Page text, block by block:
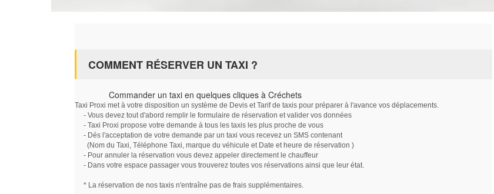
COMMENT RÉSERVER UN TAXI ?
Commander un taxi en quelques cliques à Créchets
Taxi Proxi met à votre disposition un système de Devis et Tarif de taxis pour préparer à l'avance vos déplacements.
- Vous devez tout d'abord remplir le formulaire de réservation et valider vos données
- Taxi Proxi propose votre demande à tous les taxis les plus proche de vous
- Dés l'acceptation de votre demande par un taxi vous recevez un SMS contenant
(Nom du Taxi, Téléphone Taxi, marque du véhicule et Date et heure de réservation )
- Pour annuler la réservation vous devez appeler directement le chauffeur
- Dans votre espace passager vous trouverez toutes vos réservations ainsi que leur état.
* La réservation de nos taxis n'entraîne pas de frais supplémentaires.